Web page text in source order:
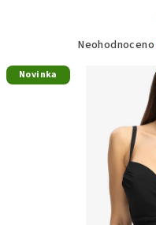
Průměrné
hvězdiček.
Neohodnoceno
Novinka